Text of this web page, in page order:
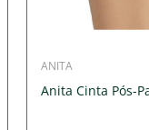
ANITA
Anita Cinta Pós-